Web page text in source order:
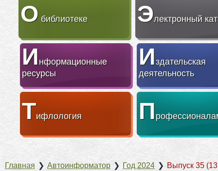
О библиотеке Электронный
Информационные
ресурсы
Издательская
деятельность
Тифлология П
Главная ❯ Автоинформатор ❯ Год 2024 ❯ Выпуск 35